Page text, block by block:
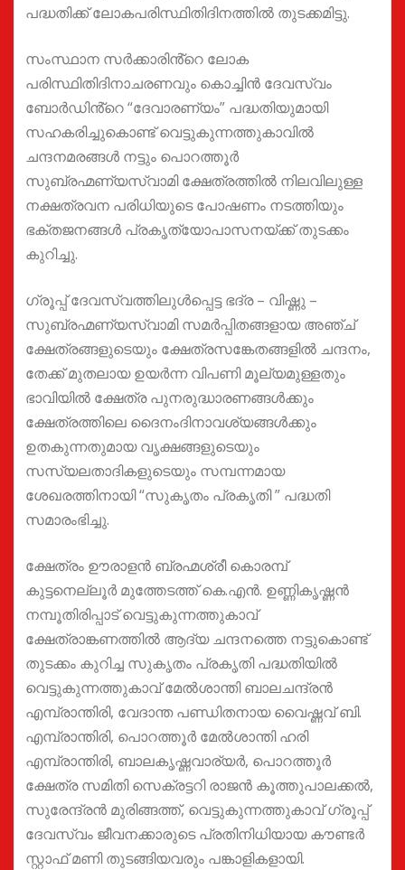
പദ്ധതിക്ക് ലോകപരിസ്ഥിതിദിനത്തിൽ തുടക്കമിട്ടു.
സംസ്ഥാന സർക്കാരിൻ്റെ ലോക
പരിസ്ഥിതിദിനാചരണവും കൊച്ചിൻ ദേവസ്വം
ബോർഡിൻ്റെ “ദേവാരണ്യം” പദ്ധതിയുമായി
സഹകരിച്ചുകൊണ്ട് വെട്ടുകുന്നത്തുകാവിൽ
ചന്ദനമരങ്ങൾ നട്ടും പൊറത്തൂർ
സുബ്രഹ്മണ്യസ്വാമി ക്ഷേത്രത്തിൽ നിലവിലുള്ള
നക്ഷത്രവന പരിധിയുടെ പോഷണം നടത്തിയും
ഭക്തജനങ്ങൾ പ്രകൃത്യോപാസനയ്ക്ക് തുടക്കം
കുറിച്ചു.
ഗ്രൂപ്പ് ദേവസ്വത്തിലുൾപ്പെട്ട ഭദ്ര – വിഷ്ണു –
സുബ്രഹ്മണ്യസ്വാമി സമർപ്പിതങ്ങളായ അഞ്ച്
ക്ഷേത്രങ്ങളുടെയും ക്ഷേത്രസങ്കേതങ്ങളിൽ ചന്ദനം,
തേക്ക് മുതലായ ഉയർന്ന വിപണി മൂല്യമുള്ളതും
ഭാവിയിൽ ക്ഷേത്ര പുനരുദ്ധാരണങ്ങൾക്കും
ക്ഷേത്രത്തിലെ ദൈനംദിനാവശ്യങ്ങൾക്കും
ഉതകുന്നതുമായ വൃക്ഷങ്ങളുടെയും
സസ്യലതാദികളുടെയും സമ്പന്നമായ
ശേഖരത്തിനായി “സുകൃതം പ്രകൃതി ” പദ്ധതി
സമാരംഭിച്ചു.
ക്ഷേത്രം ഊരാളൻ ബ്രഹ്മശ്രീ കൊരമ്പ്
കുട്ടനെല്ലൂർ മുത്തേടത്ത് കെ.എൻ. ഉണ്ണികൃഷ്ണൻ
നമ്പൂതിരിപ്പാട് വെട്ടുകുന്നത്തുകാവ്
ക്ഷേത്രാങ്കണത്തിൽ ആദ്യ ചന്ദനത്തെ നട്ടുകൊണ്ട്
തുടക്കം കുറിച്ച സുകൃതം പ്രകൃതി പദ്ധതിയിൽ
വെട്ടുകുന്നത്തുകാവ് മേൽശാന്തി ബാലചന്ദ്രൻ
എമ്പ്രാന്തിരി, വേദാന്ത പണ്ഡിതനായ വൈഷ്ണവ് ബി.
എമ്പ്രാന്തിരി, പൊറത്തൂർ മേൽശാന്തി ഹരി
എമ്പ്രാന്തിരി, ബാലകൃഷ്ണവാര്യർ, പൊറത്തൂർ
ക്ഷേത്ര സമിതി സെക്രട്ടറി രാജൻ കൂത്തുപാലക്കൽ,
സുരേന്ദ്രൻ മുരിങ്ങത്ത്, വെട്ടുകുന്നത്തുകാവ് ഗ്രൂപ്പ്
ദേവസ്വം ജീവനക്കാരുടെ പ്രതിനിധിയായ കൗണ്ടർ
സ്റ്റാഫ് മണി തുടങ്ങിയവരും പങ്കാളികളായി.